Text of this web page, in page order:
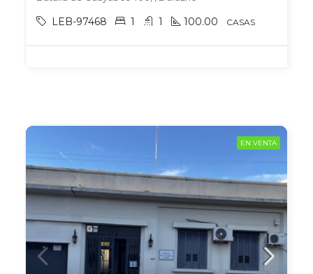
LEB-97468 1 1 100.00 CASAS
EN VENTA